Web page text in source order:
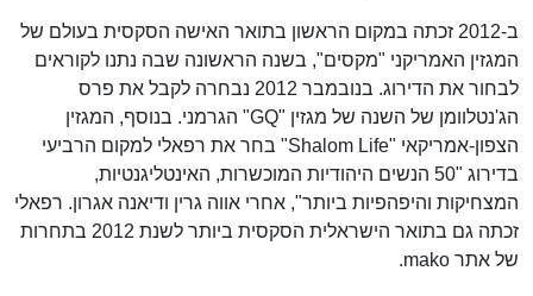
ב-2012 זכתה במקום הראשון בתואר האישה הסקסית בעולם של
המגזין האמריקני "מקסים", בשנה הראשונה שבה נתנו לקוראים
לבחור את הדירוג. בנובמבר 2012 נבחרה לקבל את פרס
הג'נטלוומן של השנה של מגזין "GQ" הגרמני. בנוסף, המגזין
הצפון-אמריקאי "Shalom Life" בחר את רפאלי למקום הרביעי
בדירוג "50 הנשים היהודיות המוכשרות, האינטליגנטיות,
המצחיקות והיפהפיות ביותר", אחרי אווה גרין ודיאנה אגרון. רפאלי
זכתה גם בתואר הישראלית הסקסית ביותר לשנת 2012 בתחרות
של אתר mako.